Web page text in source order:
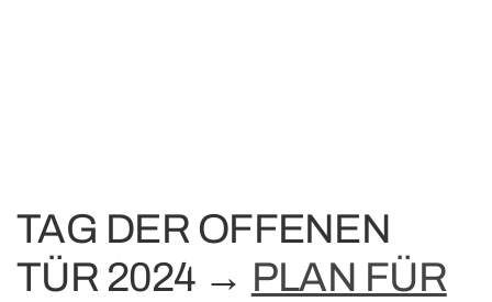
TAG DER OFFENEN
TÜR 2024 → PLAN FÜR